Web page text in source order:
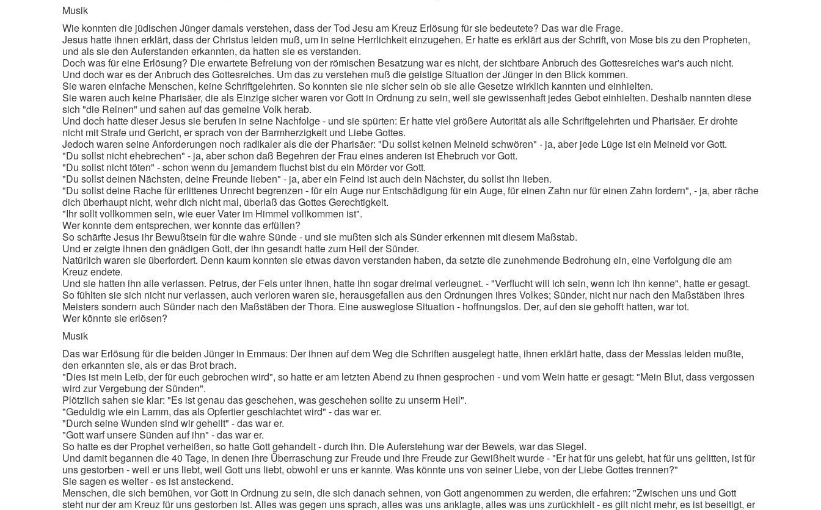
Musik
Wie konnten die jüdischen Jünger damals verstehen, dass der Tod Jesu am Kreuz Erlösung für sie bedeutete? Das war die Frage.
Jesus hatte ihnen erklärt, dass der Christus leiden muß, um in seine Herrlichkeit einzugehen. Er hatte es erklärt aus der Schrift, von Mose bis zu den Propheten,
und als sie den Auferstanden erkannten, da hatten sie es verstanden.
Doch was für eine Erlösung? Die erwartete Befreiung von der römischen Besatzung war es nicht, der sichtbare Anbruch des Gottesreiches war's auch nicht.
Und doch war es der Anbruch des Gottesreiches. Um das zu verstehen muß die geistige Situation der Jünger in den Blick kommen.
Sie waren einfache Menschen, keine Schriftgelehrten. So konnten sie nie sicher sein ob sie alle Gesetze wirklich kannten und einhielten.
Sie waren auch keine Pharisäer, die als Einzige sicher waren vor Gott in Ordnung zu sein, weil sie gewissenhaft jedes Gebot einhielten. Deshalb nannten diese
sich "die Reinen" und sahen auf das gemeine Volk herab.
Und doch hatte dieser Jesus sie berufen in seine Nachfolge - und sie spürten: Er hatte viel größere Autorität als alle Schriftgelehrten und Pharisäer. Er drohte
nicht mit Strafe und Gericht, er sprach von der Barmherzigkeit und Liebe Gottes.
Jedoch waren seine Anforderungen noch radikaler als die der Pharisäer: "Du sollst keinen Meineid schwören" - ja, aber jede Lüge ist ein Meineid vor Gott.
"Du sollst nicht ehebrechen" - ja, aber schon daß Begehren der Frau eines anderen ist Ehebruch vor Gott.
"Du sollst nicht töten" - schon wenn du jemandem fluchst bist du ein Mörder vor Gott.
"Du sollst deinen Nächsten, deine Freunde lieben" - ja, aber ein Feind ist auch dein Nächster, du sollst ihn lieben.
"Du sollst deine Rache für erlittenes Unrecht begrenzen - für ein Auge nur Entschädigung für ein Auge, für einen Zahn nur für einen Zahn fordern", - ja, aber räche
dich überhaupt nicht, wehr dich nicht mal, überlaß das Gottes Gerechtigkeit.
"Ihr sollt vollkommen sein, wie euer Vater im Himmel vollkommen ist".
Wer konnte dem entsprechen, wer konnte das erfüllen?
So schärfte Jesus ihr Bewußtsein für die wahre Sünde - und sie mußten sich als Sünder erkennen mit diesem Maßstab.
Und er zeigte ihnen den gnädigen Gott, der ihn gesandt hatte zum Heil der Sünder.
Natürlich waren sie überfordert. Denn kaum konnten sie etwas davon verstanden haben, da setzte die zunehmende Bedrohung ein, eine Verfolgung die am
Kreuz endete.
Und sie hatten ihn alle verlassen. Petrus, der Fels unter ihnen, hatte ihn sogar dreimal verleugnet. - "Verflucht will ich sein, wenn ich ihn kenne", hatte er gesagt.
So fühlten sie sich nicht nur verlassen, auch verloren waren sie, herausgefallen aus den Ordnungen ihres Volkes; Sünder, nicht nur nach den Maßstäben ihres
Meisters sondern auch Sünder nach den Maßstäben der Thora. Eine ausweglose Situation - hoffnungslos. Der, auf den sie gehofft hatten, war tot.
Wer könnte sie erlösen?
Musik
Das war Erlösung für die beiden Jünger in Emmaus: Der ihnen auf dem Weg die Schriften ausgelegt hatte, ihnen erklärt hatte, dass der Messias leiden mußte,
den erkannten sie, als er das Brot brach.
"Dies ist mein Leib, der für euch gebrochen wird", so hatte er am letzten Abend zu ihnen gesprochen - und vom Wein hatte er gesagt: "Mein Blut, dass vergossen
wird zur Vergebung der Sünden".
Plötzlich sahen sie klar: "Es ist genau das geschehen, was geschehen sollte zu unserm Heil".
"Geduldig wie ein Lamm, das als Opfertier geschlachtet wird" - das war er.
"Durch seine Wunden sind wir geheilt" - das war er.
"Gott warf unsere Sünden auf ihn" - das war er.
So hatte es der Prophet verheißen, so hatte Gott gehandelt - durch ihn. Die Auferstehung war der Beweis, war das Siegel.
Und damit begannen die 40 Tage, in denen ihre Überraschung zur Freude und ihre Freude zur Gewißheit wurde - "Er hat für uns gelebt, hat für uns gelitten, ist für
uns gestorben - weil er uns liebt, weil Gott uns liebt, obwohl er uns er kannte. Was könnte uns von seiner Liebe, von der Liebe Gottes trennen?"
Sie sagen es weiter - es ist ansteckend.
Menschen, die sich bemühen, vor Gott in Ordnung zu sein, die sich danach sehnen, von Gott angenommen zu werden, die erfahren: "Zwischen uns und Gott
steht nur der am Kreuz für uns gestorben ist. Alles was gegen uns sprach, alles was uns anklagte, alles was uns zurückhielt - es gilt nicht mehr, es ist beseitigt, er